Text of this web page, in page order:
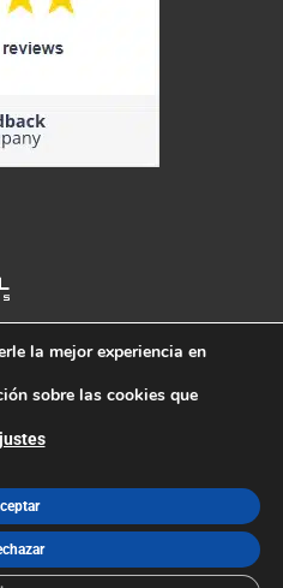
–
la mejor experiencia en
sobre las cookies que